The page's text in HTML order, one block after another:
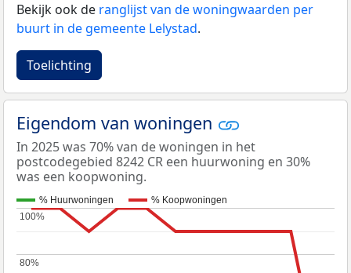
Bekijk ook de ranglijst van de woningwaarden per
buurt in de gemeente Lelystad.
Toelichting
Eigendom van woningen
In 2025 was 70% van de woningen in het
postcodegebied 8242 CR een huurwoning en 30%
was een koopwoning.
% Huurwoningen % Koopwoningen
80%
80%
100%
100%